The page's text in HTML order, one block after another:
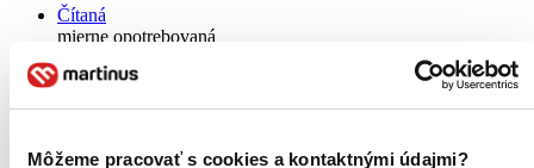
Môžeme pracovať s cookies a kontaktnými údajmi?
Čítaná
mierne opotrebovaná
a je mierne
opotrebovaná.
Na tejto knihe už síce poznať, že ju niekto